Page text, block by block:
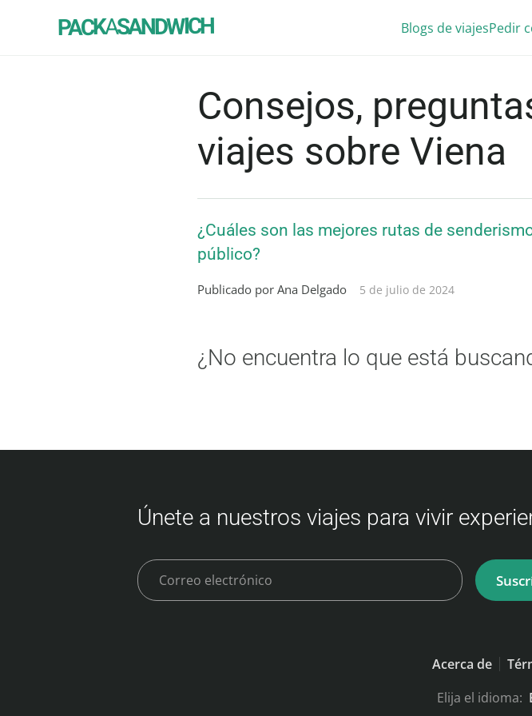
PACKASANDWICH Blogs de viajesPedir
Consejos,
viajes sobre Viena
¿Cuáles son las mejores rutas de
público?
Publicado por Ana Delgado 5 de julio de 2024
¿No encuentra lo que está
Únete a nuestros viajes para vivir
Acerca de
Elija el idioma: